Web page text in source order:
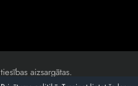
aizsargātas.